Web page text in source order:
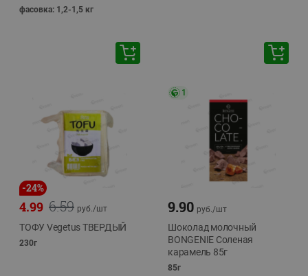
фасовка: 1,2-1,5 кг
-24%
6.59
4.99 руб./шт
ТОФУ Vegetus ТВЕРДЫЙ
230г
1
9.90 руб./шт
Шоколад молочный
BONGENIE Соленая
карамель 85г
85г